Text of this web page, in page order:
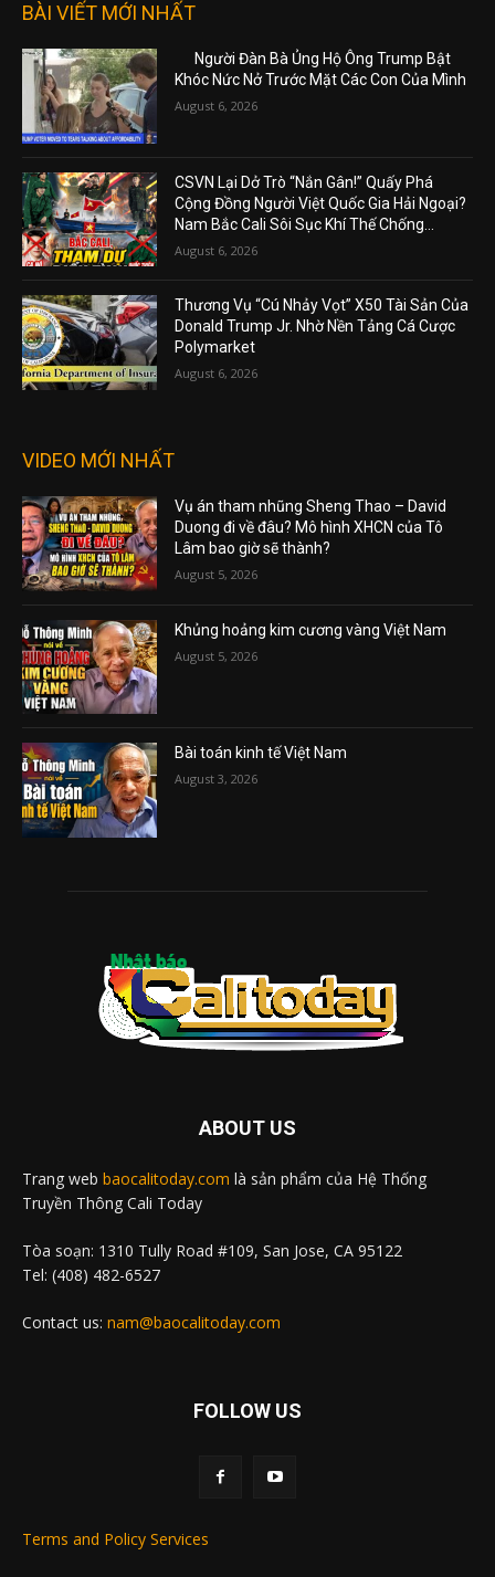
BÀI VIẾT MỚI NHẤT
Người Đàn Bà Ủng Hộ Ông Trump Bật
Khóc Nức Nở Trước Mặt Các Con Của Mình
August 6, 2026
CSVN Lại Dở Trò “Nắn Gân!” Quấy Phá
Cộng Đồng Người Việt Quốc Gia Hải Ngoại?
Nam Bắc Cali Sôi Sục Khí Thế Chống...
August 6, 2026
Thương Vụ “Cú Nhảy Vọt” X50 Tài Sản Của
Donald Trump Jr. Nhờ Nền Tảng Cá Cược
Polymarket
August 6, 2026
VIDEO MỚI NHẤT
Vụ án tham nhũng Sheng Thao – David
Duong đi về đâu? Mô hình XHCN của Tô
Lâm bao giờ sẽ thành?
August 5, 2026
Khủng hoảng kim cương vàng Việt Nam
August 5, 2026
Bài toán kinh tế Việt Nam
August 3, 2026
ABOUT US
Trang web baocalitoday.com là sản phẩm của Hệ Thống
Truyền Thông Cali Today
Tòa soạn: 1310 Tully Road #109, San Jose, CA 95122
Tel: (408) 482-6527
Contact us: nam@baocalitoday.com
FOLLOW US
Terms and Policy Services